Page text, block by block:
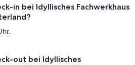
in bei Idyllisches Fachwerkhaus
out bei Idyllisches